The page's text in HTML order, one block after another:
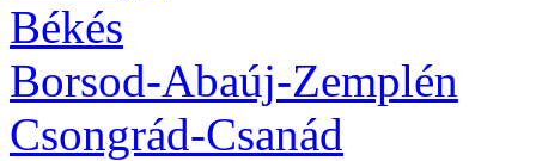
Békés
Borsod-Abaúj-Zemplén
Csongrád-Csanád